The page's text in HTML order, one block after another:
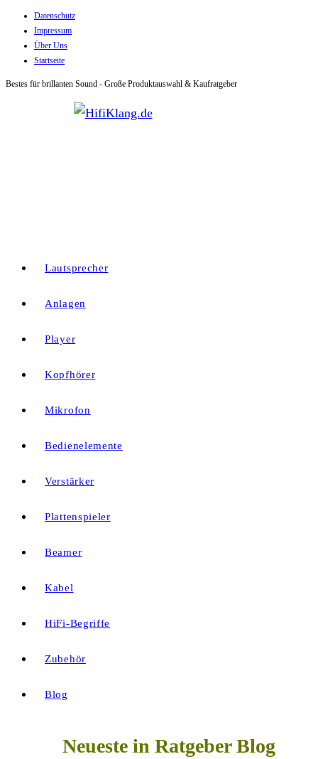
Zum
Inhalt
springen
Datenschutz
Impressum
Über Uns
Startseite
Bestes für brillanten Sound - Große Produktauswahl & Kaufratgeber
Lautsprecher
Anlagen
Player
Kopfhörer
Mikrofon
Bedienelemente
Verstärker
Plattenspieler
Beamer
Kabel
HiFi-Begriffe
Zubehör
Blog
Neueste in Ratgeber Blog